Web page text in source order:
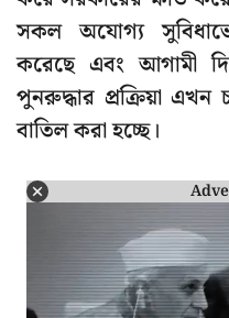
সকল অযোগ্য
করেছে এবং আগামী
পুনরুদ্ধার প্রক্রিয়া
বাতিল করা হচ্ছে।